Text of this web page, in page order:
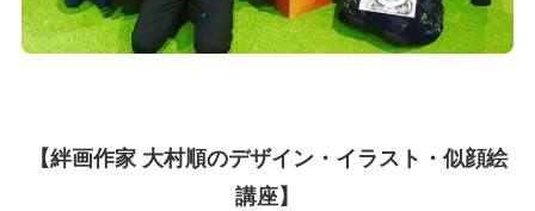
【絆画作家 大村順のデザイン・イラスト・似顔絵
講座】